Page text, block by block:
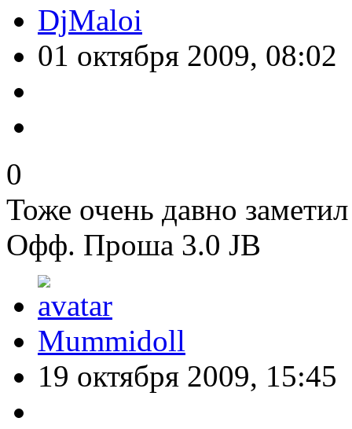
DjMaloi
01 октября 2009, 08:02
0
Тоже очень давно
Офф. Проша 3.0 JB
Mummidoll
19 октября 2009, 15:45